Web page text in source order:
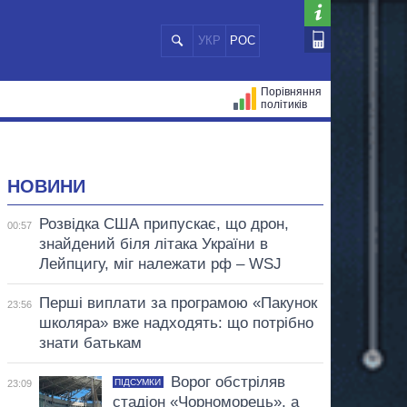
УКР РОС
Порівняння
політиків
НОВИНИ
00:57
Розвідка США припускає, що дрон,
знайдений біля літака України в
Лейпцигу, міг належати рф – WSJ
23:56
Перші виплати за програмою «Пакунок
школяра» вже надходять: що потрібно
знати батькам
23:09 ПІДСУМКИ
Ворог обстріляв
стадіон «Чорноморець», а